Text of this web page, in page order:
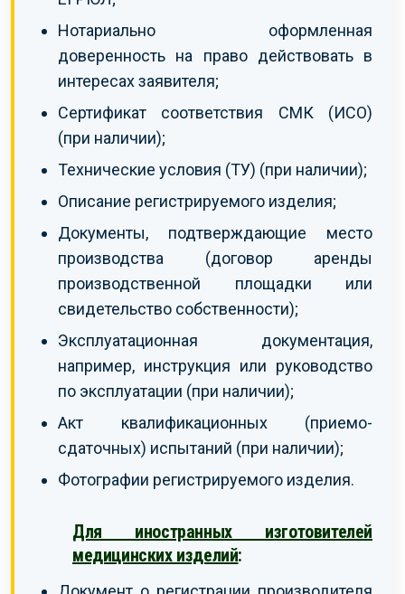
Нотариально оформленная
доверенность на право действовать в
интересах заявителя;
Сертификат соответствия СМК (ИСО)
(при наличии);
Технические условия (ТУ) (при наличии);
Описание регистрируемого изделия;
Документы, подтверждающие место
производства (договор аренды
производственной площадки или
свидетельство собственности);
Эксплуатационная документация,
например, инструкция или руководство
по эксплуатации (при наличии);
Акт квалификационных (приемо-
сдаточных) испытаний (при наличии);
Фотографии регистрируемого изделия.
Для иностранных изготовителей
медицинских изделий: